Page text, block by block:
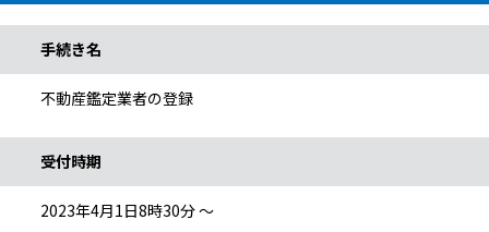
手続き名
不動産鑑定業者の登録
受付時期
2023年4月1日8時30分 ～